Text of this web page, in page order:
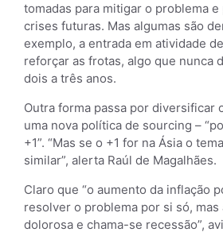
tomadas para mitigar o problema
crises futuras. Mas algumas são
exemplo, a entrada em atividade
reforçar as frotas, algo que nunca
dois a três anos.
Outra forma passa por diversificar
uma nova política de sourcing –
+1”. “Mas se o +1 for na Ásia o
similar”, alerta Raúl de Magalhães.
Claro que “o aumento da inflação
resolver o problema por si só, mas
dolorosa e chama-se recessão”,